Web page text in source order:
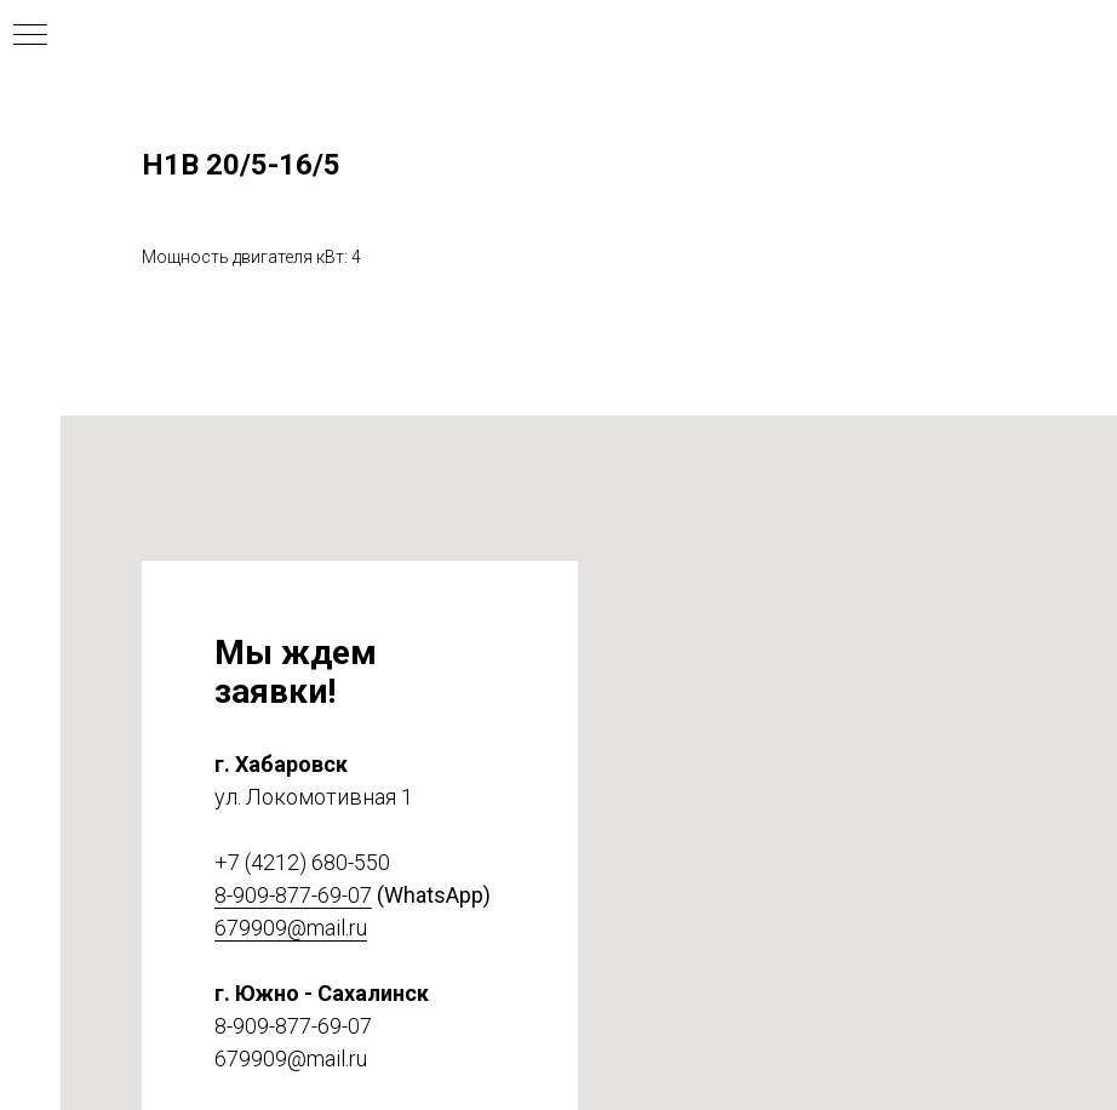
Н1В 20/5-16/5
Мощность двигателя кВт: 4
Мы ждем
заявки!
г. Хабаровск
ул. Локомотивная 1
+7 (4212) 680-550
8-909-877-69-07 (WhatsApp)
679909@mail.ru
г. Южно - Сахалинск
8-909-877-69-07
679909@mail.ru